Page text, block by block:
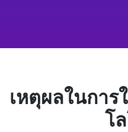
เหตุผลในการ
โ